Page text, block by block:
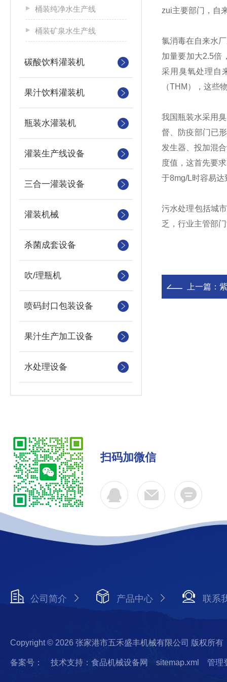
桶装纯净水生产线
桶装矿泉水生产线
碳酸饮料灌装机
果汁饮料灌装机
瓶装水灌装机
灌装生产线设备
三合一灌装设备
灌装机械
杀菌成套设备
吹/理瓶机
喷码封口包装设备
果汁生产加工设备
水处理设备
zui主要部门，自
氯消毒在自来水
加量要加大2.5倍
采用臭氧处理自
（THM），这些
我国瓶装水采用
督、防疫部门已
发生器、投加混
度值，这首先要
于8mg/L时容易
污水处理包括城
乏，行业主管部
上一篇：
扫码加微信
公司简介 产品中心 联系
Copyright © 2026 张家港市五禾盛丰机械有限公司 版权所有
备案号： 技术支持：食品机械设备网 sitemap.xml 管理